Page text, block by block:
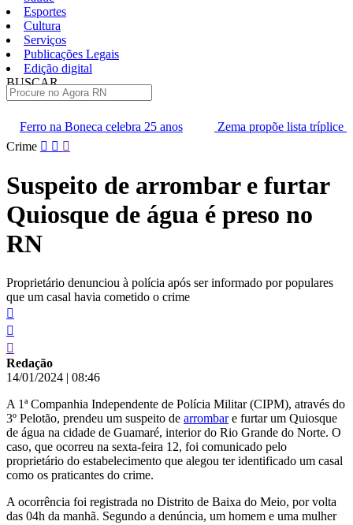
Esportes
Cultura
Serviços
Publicações Legais
Edição digital
BUSCAR
25 anos
Zema propõe lista tríplice para escolha dos
Pular
conteúdo
Crime
Suspeito de arrombar e furtar
Quiosque de água é preso no
RN
Proprietário denunciou à polícia após ser informado por populares
que um casal havia cometido o crime
Redação
14/01/2024 | 08:46
A 1ª Companhia Independente de Polícia Militar (CIPM), através do
3º Pelotão, prendeu um suspeito de arrombare furtar um Quiosque
de água na cidade de Guamaré, interior do Rio Grande do Norte. O
caso, que ocorreu na sexta-feira 12, foi comunicado pelo
proprietário do estabelecimento que alegou ter identificado um casal
como os praticantes do crime.
A ocorrência foi registrada no Distrito de Baixa do Meio, por volta
das 04h da manhã. Segundo a denúncia, um homem e uma mulher